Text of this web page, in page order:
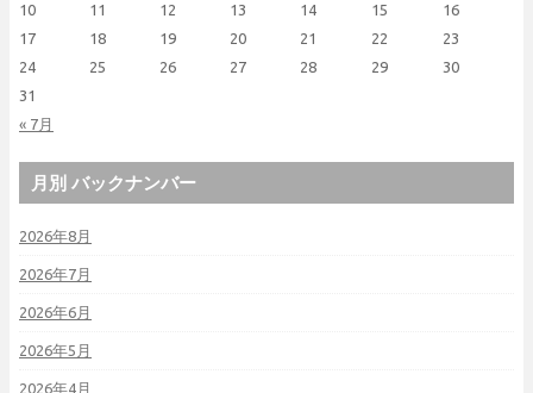
« 7月
10
11 12 13 14 15
16
17
18 19 20 21 22
23
24
25 26 27 28 29
30
31
月別 バックナンバー
2026年8月
2026年7月
2026年6月
2026年5月
2026年4月